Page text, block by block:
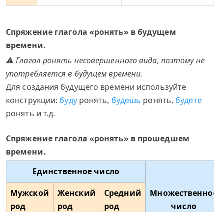
Спряжение глагола «ронять» в будущем
времени.
⚠ Глагол ронять несовершенного вида, поэтому не
употребляется в будущем времени.
Для создания будущего времени используйте
конструкции: будуронять, будешь ронять, будете
ронять и т.д.
Спряжение глагола «ронять» в прошедшем
времени.
Единственное число
Множественное
число
Мужской
род
Женский
род
Средний
род